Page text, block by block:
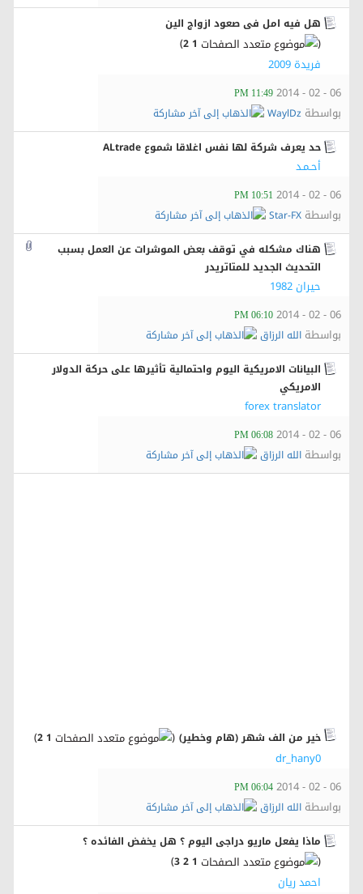
هل فيه امل فى صعود ازواج الين
(
1
2
)
فريدة 2009
06 - 02 - 2014
11:49 PM
بواسطة WaylDz
حد يعرف شركة لها نفس اغلاقا شموع ALtrade
أحـمـد
06 - 02 - 2014
10:51 PM
بواسطة Star-FX
هناك مشكله في توقف بعض الموشرات عن العمل بسبب
التحديث الجديد للمتاتريدر
حيران 1982
06 - 02 - 2014
06:10 PM
بواسطة الله الرزاق
البيانات الامريكية اليوم واحتمالية تأثيرها على حركة الدولار
الامريكي
forex translator
06 - 02 - 2014
06:08 PM
بواسطة الله الرزاق
خير من الف شهر (هام وخطير) (
1
2
)
dr_hany0
06 - 02 - 2014
06:04 PM
بواسطة الله الرزاق
ماذا يفعل ماريو دراجى اليوم ؟ هل يخفض الفائده ؟
(
1
2
3
)
احمد ريان